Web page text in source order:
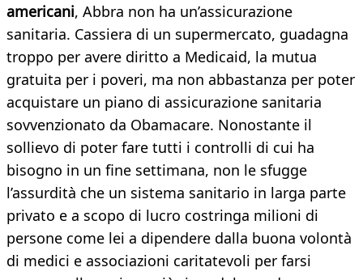
americani, Abbra non ha un’assicurazione
sanitaria. Cassiera di un supermercato, guadagna
troppo per avere diritto a Medicaid, la mutua
gratuita per i poveri, ma non abbastanza per poter
acquistare un piano di assicurazione sanitaria
sovvenzionato da Obamacare. Nonostante il
sollievo di poter fare tutti i controlli di cui ha
bisogno in un fine settimana, non le sfugge
l’assurdità che un sistema sanitario in larga parte
privato e a scopo di lucro costringa milioni di
persone come lei a dipendere dalla buona volontà
di medici e associazioni caritatevoli per farsi